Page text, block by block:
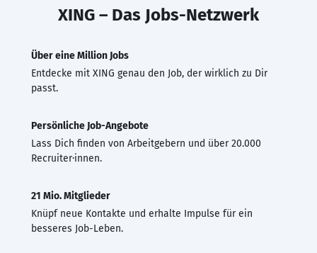
XING – Das Jobs-Netzwerk
Über eine Million Jobs
Entdecke mit XING genau den Job, der wirklich zu Dir
passt.
Persönliche Job-Angebote
Lass Dich finden von Arbeitgebern und über 20.000
Recruiter·innen.
21 Mio. Mitglieder
Knüpf neue Kontakte und erhalte Impulse für ein
besseres Job-Leben.